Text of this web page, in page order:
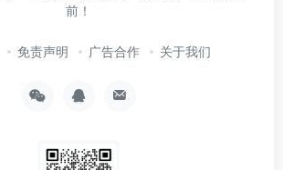
前！
免责声明 广告合作 关于我们